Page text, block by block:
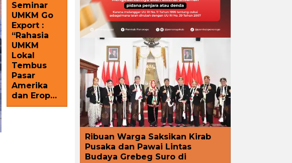
Seminar
UMKM Go
Export :
“Rahasia
UMKM
Lokal
Tembus
Pasar
Amerika
dan Erop…
Ribuan Warga Saksikan Kirab
Pusaka dan Pawai Lintas
Budaya Grebeg Suro di